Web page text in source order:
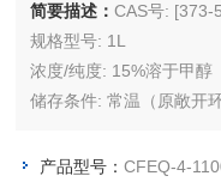
简要描述：CAS号: [373-
规格型号: 1L
浓度/纯度: 15%溶于甲醇
储存条件: 常温（原敞开环
产品型号：CFEQ-4-